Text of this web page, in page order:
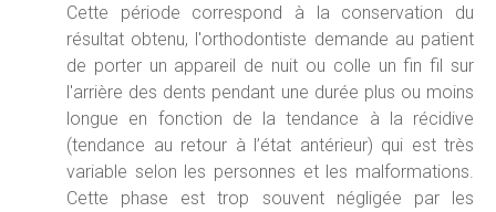
Cette période correspond à la conservation du
résultat obtenu, l'orthodontiste demande au patient
de porter un appareil de nuit ou colle un fin fil sur
l'arrière des dents pendant une durée plus ou moins
longue en fonction de la tendance à la récidive
(tendance au retour à l’état antérieur) qui est très
variable selon les personnes et les malformations.
Cette phase est trop souvent négligée par les